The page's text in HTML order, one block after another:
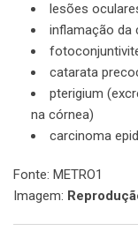
lesões
inflamação da
catarata
pterigium
na córnea)
carcinoma
Fonte: METRO1
Imagem: